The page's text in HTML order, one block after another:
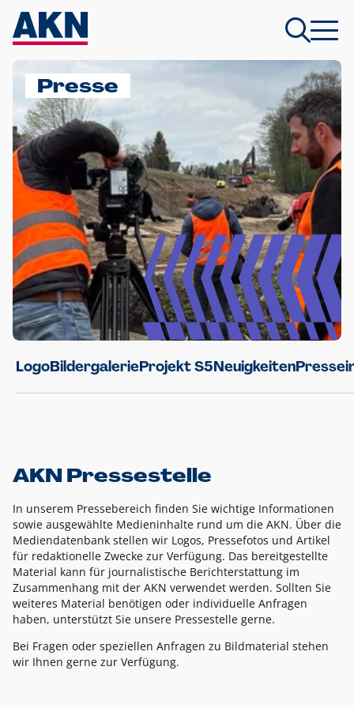
Presse
LogoBildergalerieProjekt S5Neuigkeiten
AKN Pressestelle
In unserem Pressebereich finden Sie wichtige Informationen
sowie ausgewählte Medieninhalte rund um die AKN. Über die
Mediendatenbank stellen wir Logos, Pressefotos und Artikel
für redaktionelle Zwecke zur Verfügung. Das bereitgestellte
Material kann für journalistische Berichterstattung im
Zusammenhang mit der AKN verwendet werden. Sollten Sie
weiteres Material benötigen oder individuelle Anfragen
haben, unterstützt Sie unsere Pressestelle gerne.
Bei Fragen oder speziellen Anfragen zu Bildmaterial stehen
wir Ihnen gerne zur Verfügung.